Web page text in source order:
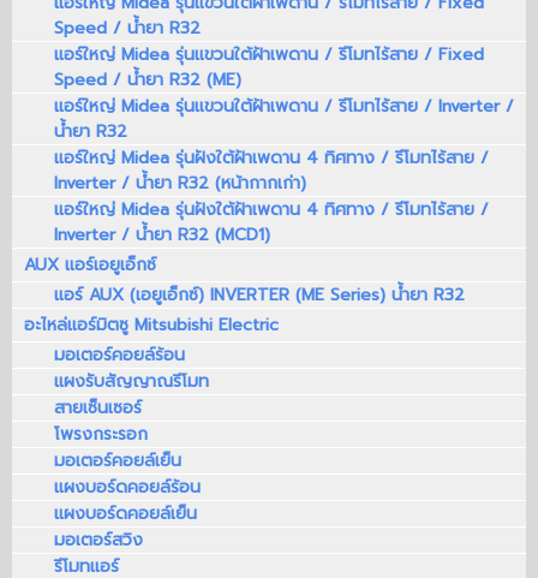
Speed / น้ำยา R32
แอร์ใหญ่ Midea รุ่นแขวนใต้ฝ้าเพดาน / รีโมทไร้สาย / Fixed
Speed / น้ำยา R32 (ME)
แอร์ใหญ่ Midea รุ่นแขวนใต้ฝ้าเพดาน / รีโมทไร้สาย / Inverter /
น้ำยา R32
แอร์ใหญ่ Midea รุ่นฝังใต้ฝ้าเพดาน 4 ทิศทาง / รีโมทไร้สาย /
Inverter / น้ำยา R32 (หน้ากากเก่า)
แอร์ใหญ่ Midea รุ่นฝังใต้ฝ้าเพดาน 4 ทิศทาง / รีโมทไร้สาย /
Inverter / น้ำยา R32 (MCD1)
AUX แอร์เอยูเอ็กซ์
แอร์ AUX (เอยูเอ็กซ์) INVERTER (ME Series) น้ำยา R32
อะไหล่แอร์มิตซู Mitsubishi Electric
มอเตอร์คอยล์ร้อน
แผงรับสัญญาณรีโมท
สายเซ็นเซอร์
โพรงกระรอก
มอเตอร์คอยล์เย็น
แผงบอร์ดคอยล์ร้อน
แผงบอร์ดคอยล์เย็น
มอเตอร์สวิง
รีโมทแอร์